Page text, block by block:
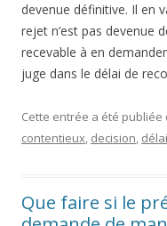
devenue définitive. Il en
rejet n’est pas devenue
recevable à en
juge dans le délai de
Cette entrée a été publiée
contentieux, decision, délai
Que faire si le